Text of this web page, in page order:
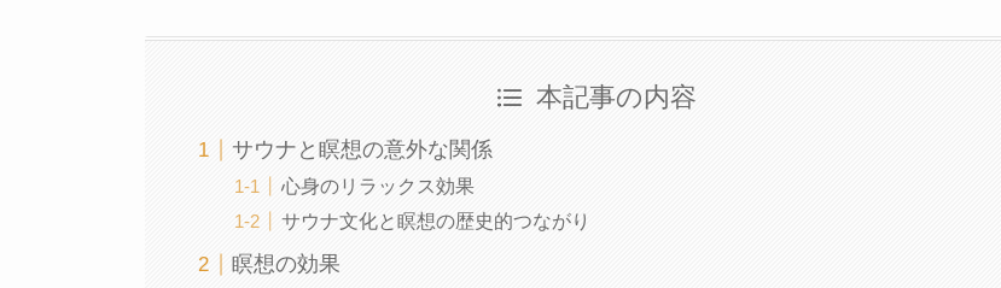
本記事の内容
サウナと瞑想の意外な関係
心身のリラックス効果
サウナ文化と瞑想の歴史的つながり
瞑想の効果